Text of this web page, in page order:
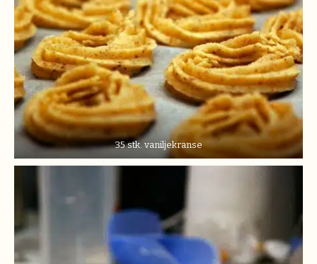
35 stk. vaniljekranse